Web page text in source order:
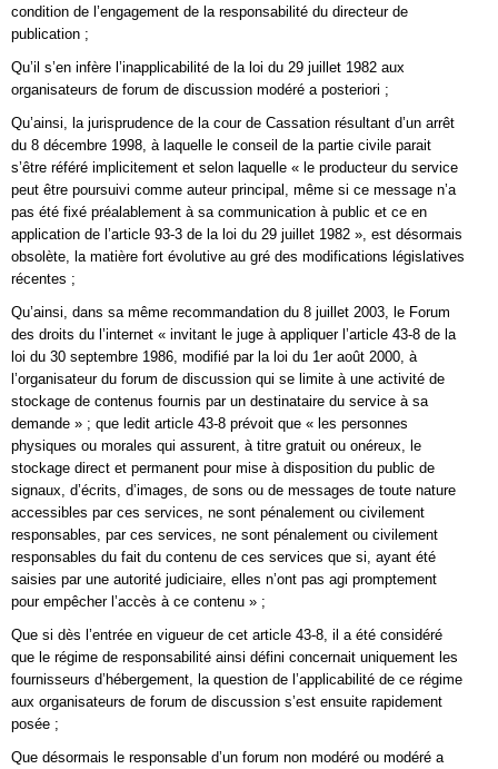
condition de l’engagement de la responsabilité du directeur de
publication ;
Qu’il s’en infère l’inapplicabilité de la loi du 29 juillet 1982 aux
organisateurs de forum de discussion modéré a posteriori ;
Qu’ainsi, la jurisprudence de la cour de Cassation résultant d’un arrêt
du 8 décembre 1998, à laquelle le conseil de la partie civile parait
s’être référé implicitement et selon laquelle « le producteur du service
peut être poursuivi comme auteur principal, même si ce message n’a
pas été fixé préalablement à sa communication à public et ce en
application de l’article 93-3 de la loi du 29 juillet 1982 », est désormais
obsolète, la matière fort évolutive au gré des modifications législatives
récentes ;
Qu’ainsi, dans sa même recommandation du 8 juillet 2003, le Forum
des droits du l’internet « invitant le juge à appliquer l’article 43-8 de la
loi du 30 septembre 1986, modifié par la loi du 1er août 2000, à
l’organisateur du forum de discussion qui se limite à une activité de
stockage de contenus fournis par un destinataire du service à sa
demande » ; que ledit article 43-8 prévoit que « les personnes
physiques ou morales qui assurent, à titre gratuit ou onéreux, le
stockage direct et permanent pour mise à disposition du public de
signaux, d’écrits, d’images, de sons ou de messages de toute nature
accessibles par ces services, ne sont pénalement ou civilement
responsables, par ces services, ne sont pénalement ou civilement
responsables du fait du contenu de ces services que si, ayant été
saisies par une autorité judiciaire, elles n’ont pas agi promptement
pour empêcher l’accès à ce contenu » ;
Que si dès l’entrée en vigueur de cet article 43-8, il a été considéré
que le régime de responsabilité ainsi défini concernait uniquement les
fournisseurs d’hébergement, la question de l’applicabilité de ce régime
aux organisateurs de forum de discussion s’est ensuite rapidement
posée ;
Que désormais le responsable d’un forum non modéré ou modéré a